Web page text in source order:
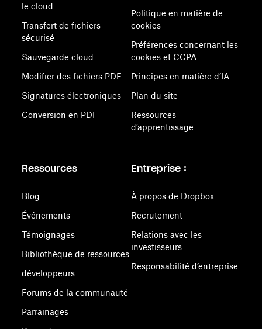
le cloud
Transfert de fichiers
sécurisé
Sauvegarde cloud
Modifier des fichiers PDF
Signatures électroniques
Conversion en PDF
Politique en matière de
cookies
Préférences concernant les
cookies et CCPA
Principes en matière d’IA
Plan du site
Ressources
d’apprentissage
Ressources
Blog
Événements
Témoignages
Bibliothèque de ressources
développeurs
Forums de la communauté
Parrainages
Entreprise :
À propos de Dropbox
Recrutement
Relations avec les
investisseurs
Responsabilité d’entreprise